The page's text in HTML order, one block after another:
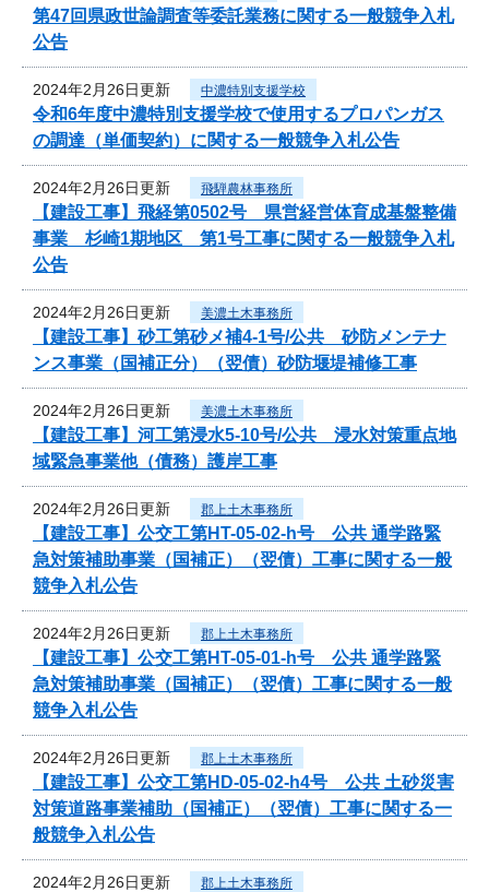
第47回県政世論調査等委託業務に関する一般競争入札
公告
2024年2月26日更新 中濃特別支援学校
令和6年度中濃特別支援学校で使用するプロパンガス
の調達（単価契約）に関する一般競争入札公告
2024年2月26日更新 飛騨農林事務所
【建設工事】飛経第0502号 県営経営体育成基盤整備
事業 杉崎1期地区 第1号工事に関する一般競争入札
公告
2024年2月26日更新 美濃土木事務所
【建設工事】砂工第砂メ補4-1号/公共 砂防メンテナ
ンス事業（国補正分）（翌債）砂防堰堤補修工事
2024年2月26日更新 美濃土木事務所
【建設工事】河工第浸水5-10号/公共 浸水対策重点地
域緊急事業他（債務）護岸工事
2024年2月26日更新 郡上土木事務所
【建設工事】公交工第HT-05-02-h号 公共 通学路緊
急対策補助事業（国補正）（翌債）工事に関する一般
競争入札公告
2024年2月26日更新 郡上土木事務所
【建設工事】公交工第HT-05-01-h号 公共 通学路緊
急対策補助事業（国補正）（翌債）工事に関する一般
競争入札公告
2024年2月26日更新 郡上土木事務所
【建設工事】公交工第HD-05-02-h4号 公共 土砂災害
対策道路事業補助（国補正）（翌債）工事に関する一
般競争入札公告
2024年2月26日更新 郡上土木事務所